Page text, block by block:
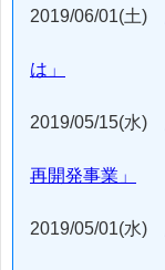
2019/06/01(土)
は」
2019/05/15(水)
再開発事業」
2019/05/01(水)